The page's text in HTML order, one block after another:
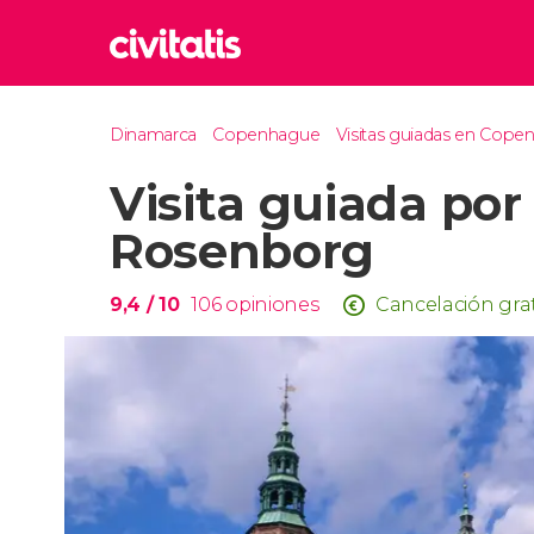
Italia
Reino
Turquía
Dinamarca Copenhague Visitas guiadas en
Visita guiada
Rosenborg
9,4 / 10 106 opiniones Cancelación